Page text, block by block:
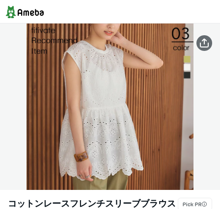
コットンレースフレンチスリーブブラウス